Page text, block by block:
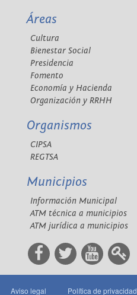
Áreas
Cultura
Bienestar Social
Presidencia
Fomento
Economía y Hacienda
Organización y RRHH
Organismos
CIPSA
REGTSA
Municipios
Información Municipal
ATM técnica a municipios
ATM jurídica a municipios
Aviso legal Política de privacidad